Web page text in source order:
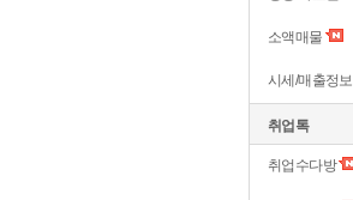
소액매물
시세/매출정보
취업톡
취업수다방